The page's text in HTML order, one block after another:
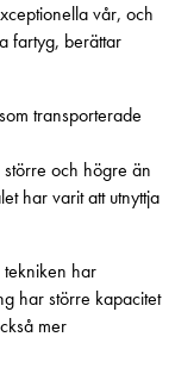
vår, och
fartyg, berättar
transporterade
och högre än
har varit att utnyttja
har
har större kapacitet
mer